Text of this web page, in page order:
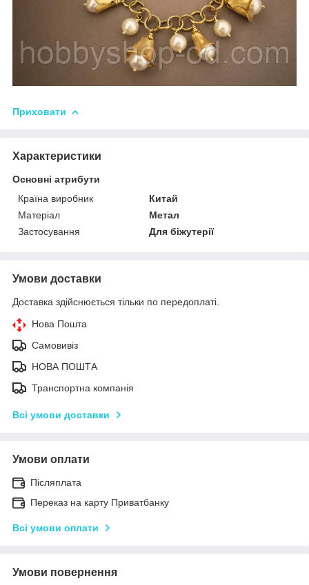
Приховати
Характеристики
Основні атрибути
Країна виробник
Китай
Матеріал
Метал
Застосування
Для біжутерії
Умови доставки
Доставка здійснюється тільки по передоплаті.
Нова Пошта
Самовивіз
НОВА ПОШТА
Транспортна компанія
Всі умови доставки
Умови оплати
Післяплата
Переказ на карту Приватбанку
Всі умови оплати
Умови повернення